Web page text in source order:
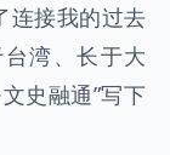
连接我的过去
湾、长于大
史融通”写下